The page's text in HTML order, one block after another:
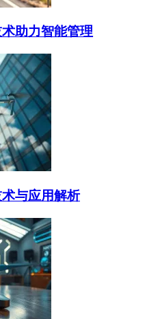
助力智能管理
与应用解析